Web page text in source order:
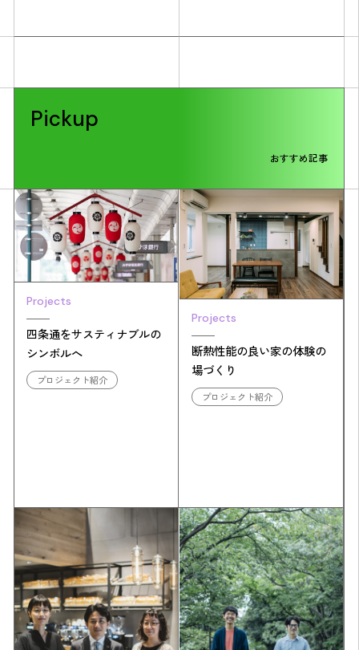
Pickup
おすすめ記事
Projects
四条通をサスティナブルの
シンボルへ
プロジェクト紹介
Projects
断熱性能の良い家の体験の
場づくり
プロジェクト紹介